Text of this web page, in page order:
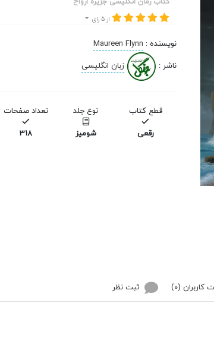
از 5 رای
نویسنده :
Maureen Flynn
ناشر : زبان انگلیسی
قطع کتاب
رقعی
نوع جلد
شومیز
تعداد صفحات
318
کاربران (0) ثبت نظر